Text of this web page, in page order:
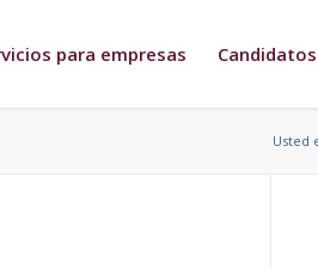
para empresas Candidatos
Usted